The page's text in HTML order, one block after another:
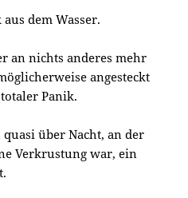
dem Wasser.
an nichts anderes mehr
angesteckt
Panik.
über Nacht, an der
Verkrustung war, ein